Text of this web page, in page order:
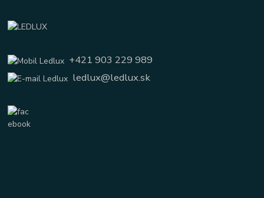
+421 903 229 989
ledlux@ledlux.sk